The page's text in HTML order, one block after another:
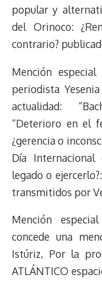
popular y
del Orinoco:
contrario?
Mención
periodista
actualidad:
“Deterioro en el
¿gerencia o
Día
legado o
transmitidos por
Mención
concede una
Istúriz, Por la
ATLÁNTICO